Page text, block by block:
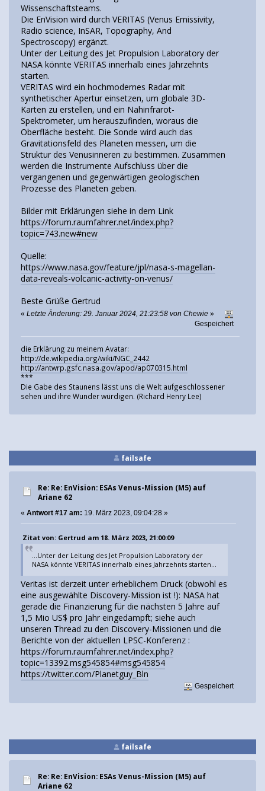
Wissenschaftsteams.
Die EnVision wird durch VERITAS (Venus Emissivity,
Radio science, InSAR, Topography, And
Spectroscopy) ergänzt.
Unter der Leitung des Jet Propulsion Laboratory der
NASA könnte VERITAS innerhalb eines Jahrzehnts
starten.
VERITAS wird ein hochmodernes Radar mit
synthetischer Apertur einsetzen, um globale 3D-
Karten zu erstellen, und ein Nahinfrarot-
Spektrometer, um herauszufinden, woraus die
Oberfläche besteht. Die Sonde wird auch das
Gravitationsfeld des Planeten messen, um die
Struktur des Venusinneren zu bestimmen. Zusammen
werden die Instrumente Aufschluss über die
vergangenen und gegenwärtigen geologischen
Prozesse des Planeten geben.
Bilder mit Erklärungen siehe in dem Link
https://forum.raumfahrer.net/index.php?
topic=743.new#new
Quelle:
https://www.nasa.gov/feature/jpl/nasa-s-magellan-
data-reveals-volcanic-activity-on-venus/
Beste Grüße Gertrud
« Letzte Änderung: 29. Januar 2024, 21:23:58 von Chewie »
Gespeichert
die Erklärung zu meinem Avatar:
http://de.wikipedia.org/wiki/NGC_2442
http://antwrp.gsfc.nasa.gov/apod/ap070315.html
***
Die Gabe des Staunens lässt uns die Welt aufgeschlossener
sehen und ihre Wunder würdigen. (Richard Henry Lee)
failsafe
Re: Re: EnVision: ESAs Venus-Mission (M5) auf
Ariane 62
« Antwort #17 am: 19. März 2023, 09:04:28 »
Zitat von: Gertrud am 18. März 2023, 21:00:09
...Unter der Leitung des Jet Propulsion Laboratory der
NASA könnte VERITAS innerhalb eines Jahrzehnts starten...
Veritas ist derzeit unter erheblichem Druck (obwohl es
eine ausgewählte Discovery-Mission ist !): NASA hat
gerade die Finanzierung für die nächsten 5 Jahre auf
1,5 Mio US$ pro Jahr eingedampft; siehe auch
unseren Thread zu den Discovery-Missionen und die
Berichte von der aktuellen LPSC-Konferenz :
https://forum.raumfahrer.net/index.php?
topic=13392.msg545854#msg545854
https://twitter.com/Planetguy_Bln
Gespeichert
failsafe
Re: Re: EnVision: ESAs Venus-Mission (M5) auf
Ariane 62